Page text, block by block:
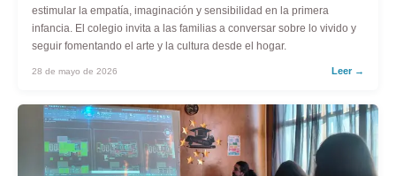
estimular la empatía, imaginación y sensibilidad en la primera
infancia. El colegio invita a las familias a conversar sobre lo vivido y
seguir fomentando el arte y la cultura desde el hogar.
28 de mayo de 2026 Leer →